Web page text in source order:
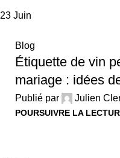
23 Juin
Blog
Étiquette de vin
mariage : idées
Publié par Julien
POURSUIVRE LA